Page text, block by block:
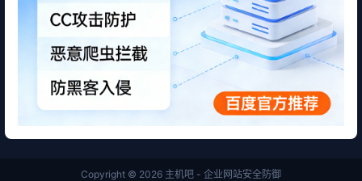
Copyright © 2026 主机吧 - 企业网站安全防御